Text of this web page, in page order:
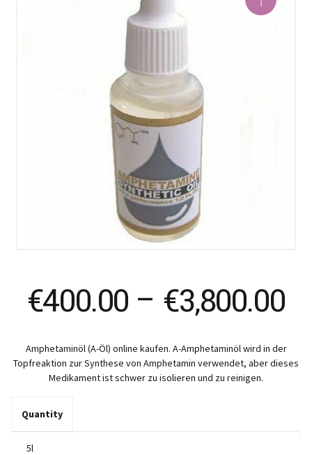
€400.00 – €3,800.00
Amphetaminöl (A-Öl) online kaufen. A-Amphetaminöl wird in der
Topfreaktion zur Synthese von Amphetamin verwendet, aber dieses
Medikament ist schwer zu isolieren und zu reinigen.
Quantity